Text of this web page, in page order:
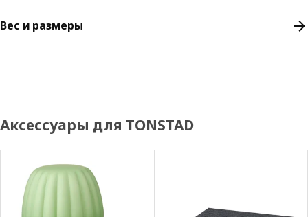
Вес и размеры
Аксессуары для TONSTAD